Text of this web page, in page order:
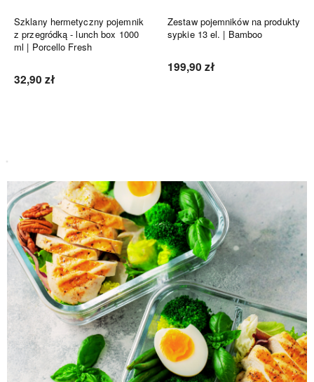
Szklany hermetyczny pojemnik
z przegródką - lunch box 1000
ml | Porcello Fresh
32,90 zł
Zestaw pojemników na produkty
sypkie 13 el. | Bamboo
199,90 zł